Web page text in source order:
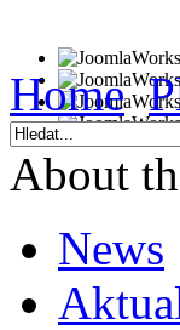
Home
About
News